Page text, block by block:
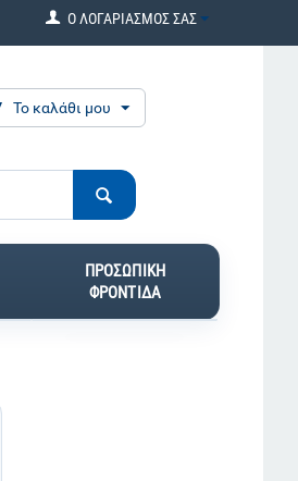
Ο ΛΟΓΑΡΙΑΣΜΟΣ ΣΑΣ
Το καλάθι μου
ΠΡΟΣΩΠΙΚΗ
ΦΡΟΝΤΙΔΑ